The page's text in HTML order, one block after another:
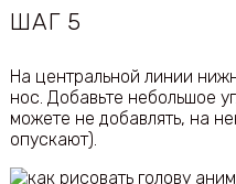
ШАГ 5
На центральной линии
нос. Добавьте небольшое
можете не добавлять, на
опускают).